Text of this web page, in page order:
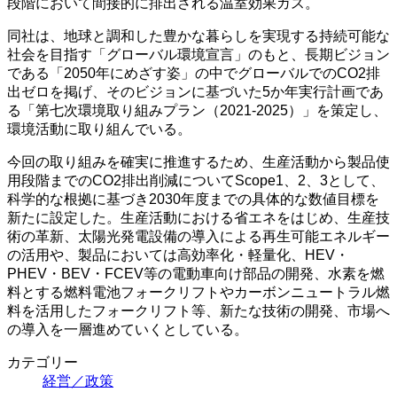
段階において間接的に排出される温室効果ガス。
同社は、地球と調和した豊かな暮らしを実現する持続可能な
社会を目指す「グローバル環境宣言」のもと、長期ビジョン
である「2050年にめざす姿」の中でグローバルでのCO2排
出ゼロを掲げ、そのビジョンに基づいた5か年実行計画であ
る「第七次環境取り組みプラン（2021-2025）」を策定し、
環境活動に取り組んでいる。
今回の取り組みを確実に推進するため、生産活動から製品使
用段階までのCO2排出削減についてScope1、2、3として、
科学的な根拠に基づき2030年度までの具体的な数値目標を
新たに設定した。生産活動における省エネをはじめ、生産技
術の革新、太陽光発電設備の導入による再生可能エネルギー
の活用や、製品においては高効率化・軽量化、HEV・
PHEV・BEV・FCEV等の電動車向け部品の開発、水素を燃
料とする燃料電池フォークリフトやカーボンニュートラル燃
料を活用したフォークリフト等、新たな技術の開発、市場へ
の導入を一層進めていくとしている。
カテゴリー
経営／政策